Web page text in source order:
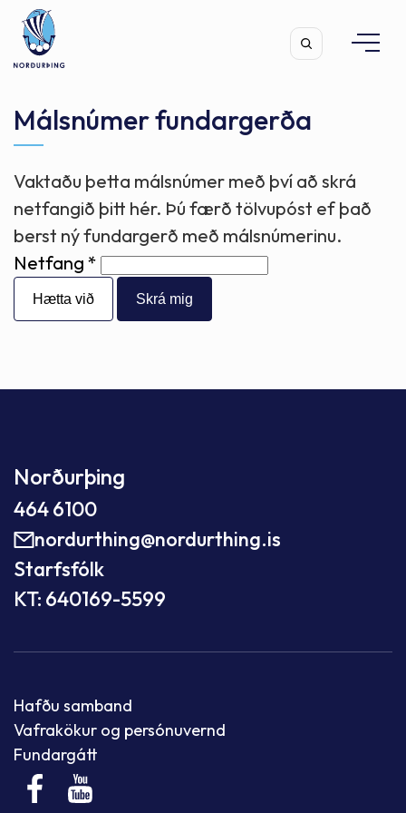
Leita
Málsnúmer fundargerða
Vaktaðu þetta málsnúmer með því að skrá
netfangið þitt hér. Þú færð tölvupóst ef það
berst ný fundargerð með málsnúmerinu.
Netfang
Hætta við
Norðurþing
464 6100
nordurthing@nordurthing.is
Starfsfólk
KT: 640169-5599
Hafðu samband
Vafrakökur og persónuvernd
Fundargátt